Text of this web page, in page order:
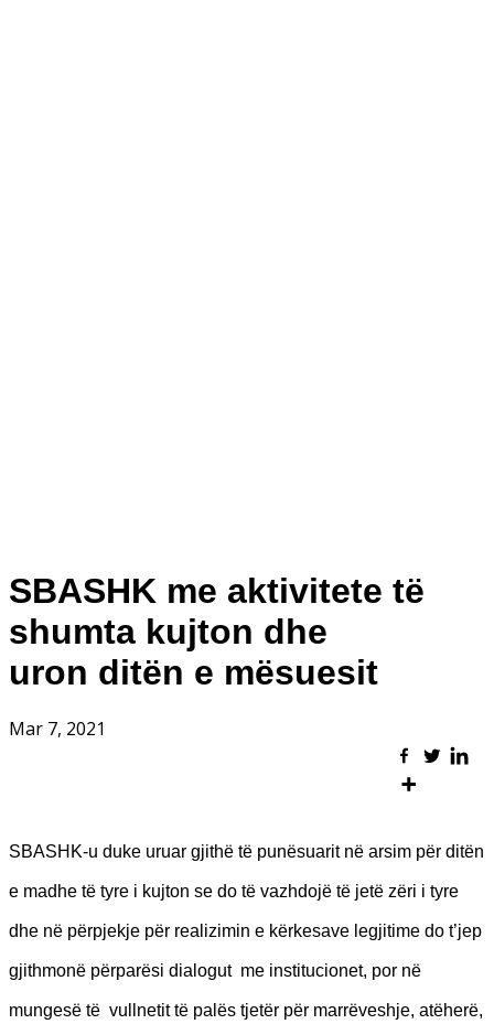
SBASHK me aktivitete të
shumta kujton dhe
uron ditën e mësuesit
Mar 7, 2021
SBASHK-u duke uruar gjithë të punësuarit në arsim për ditën
e madhe të tyre i kujton se do të vazhdojë të jetë zëri i tyre
dhe në përpjekje për realizimin e kërkesave legjitime do t’jep
gjithmonë përparësi dialogut me institucionet, por në
mungesë të vullnetit të palës tjetër për marrëveshje, atëherë,